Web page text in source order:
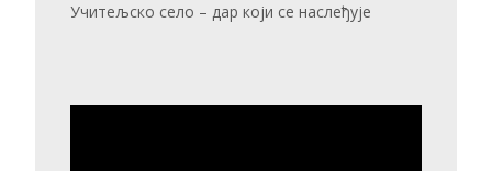
Учитељско село – дар који се наслеђује